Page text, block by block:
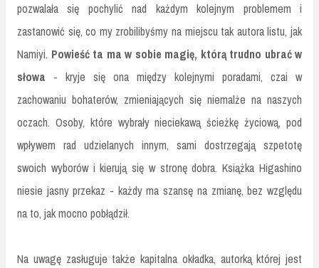
pozwalała się pochylić nad każdym kolejnym problemem i
zastanowić się, co my zrobilibyśmy na miejscu tak autora listu, jak
Namiyi. Powieść ta ma w sobie magię, którą trudno ubrać w
słowa - kryje się ona między kolejnymi poradami, czai w
zachowaniu bohaterów, zmieniających się niemalże na naszych
oczach. Osoby, które wybrały nieciekawą ścieżkę życiową, pod
wpływem rad udzielanych innym, sami dostrzegają szpetotę
swoich wyborów i kierują się w stronę dobra. Książka Higashino
niesie jasny przekaz - każdy ma szansę na zmianę, bez względu
na to, jak mocno pobłądził.
Na uwagę zasługuje także kapitalna okładka, autorką której jest